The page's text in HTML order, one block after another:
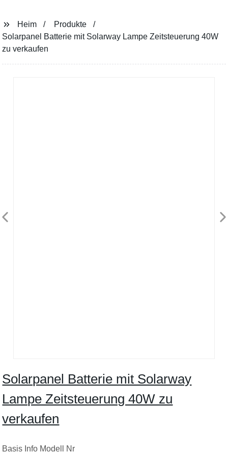
Heim
Produkte
Solarpanel Batterie mit Solarway Lampe Zeitsteuerung 40W
zu verkaufen
Solarpanel Batterie mit Solarway
Lampe Zeitsteuerung 40W zu
verkaufen
Basis Info Modell Nr